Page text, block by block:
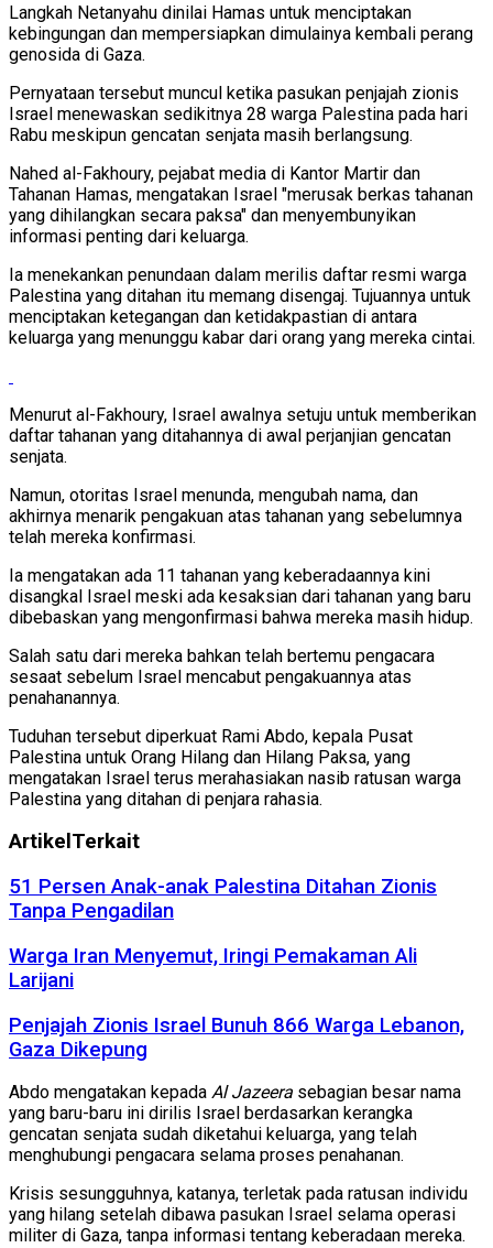
Langkah Netanyahu dinilai Hamas untuk menciptakan
kebingungan dan mempersiapkan dimulainya kembali perang
genosida di Gaza.
Pernyataan tersebut muncul ketika pasukan penjajah zionis
Israel menewaskan sedikitnya 28 warga Palestina pada hari
Rabu meskipun gencatan senjata masih berlangsung.
Nahed al-Fakhoury, pejabat media di Kantor Martir dan
Tahanan Hamas, mengatakan Israel "merusak berkas tahanan
yang dihilangkan secara paksa" dan menyembunyikan
informasi penting dari keluarga.
Ia menekankan penundaan dalam merilis daftar resmi warga
Palestina yang ditahan itu memang disengaj. Tujuannya untuk
menciptakan ketegangan dan ketidakpastian di antara
keluarga yang menunggu kabar dari orang yang mereka cintai.
Menurut al-Fakhoury, Israel awalnya setuju untuk memberikan
daftar tahanan yang ditahannya di awal perjanjian gencatan
senjata.
Namun, otoritas Israel menunda, mengubah nama, dan
akhirnya menarik pengakuan atas tahanan yang sebelumnya
telah mereka konfirmasi.
Ia mengatakan ada 11 tahanan yang keberadaannya kini
disangkal Israel meski ada kesaksian dari tahanan yang baru
dibebaskan yang mengonfirmasi bahwa mereka masih hidup.
Salah satu dari mereka bahkan telah bertemu pengacara
sesaat sebelum Israel mencabut pengakuannya atas
penahanannya.
Tuduhan tersebut diperkuat Rami Abdo, kepala Pusat
Palestina untuk Orang Hilang dan Hilang Paksa, yang
mengatakan Israel terus merahasiakan nasib ratusan warga
Palestina yang ditahan di penjara rahasia.
Artikel Terkait
51 Persen Anak-anak Palestina Ditahan Zionis
Tanpa Pengadilan
Warga Iran Menyemut, Iringi Pemakaman Ali
Larijani
Penjajah Zionis Israel Bunuh 866 Warga Lebanon,
Gaza Dikepung
Abdo mengatakan kepada Al Jazeera sebagian besar nama
yang baru-baru ini dirilis Israel berdasarkan kerangka
gencatan senjata sudah diketahui keluarga, yang telah
menghubungi pengacara selama proses penahanan.
Krisis sesungguhnya, katanya, terletak pada ratusan individu
yang hilang setelah dibawa pasukan Israel selama operasi
militer di Gaza, tanpa informasi tentang keberadaan mereka.